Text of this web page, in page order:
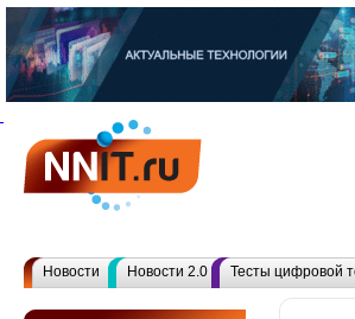
Новости Новости 2.0 Тесты цифровой